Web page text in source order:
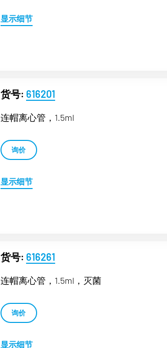
显示细节
货号: 616201
连帽离心管，1.5ml
询价
显示细节
货号: 616261
连帽离心管，1.5ml，灭菌
询价
显示细节